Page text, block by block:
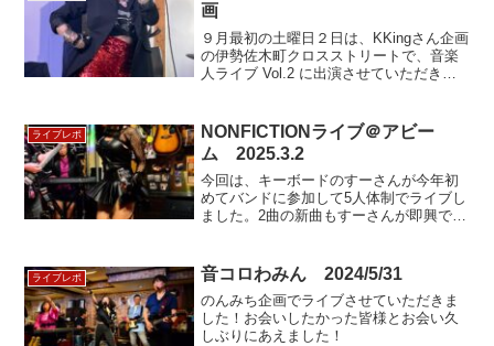
画
９月最初の土曜日２日は、KKingさん企画
の伊勢佐木町クロスストリートで、音楽
人ライブ Vol.2 に出演させていただきま
的ご来場のお客様いつも本当…
ライブレポ
NONFICTIONライブ＠アビー
ム 2025.3.2
今回は、キーボードのすーさんが今年初
めてバンドに参加して5人体制でライブし
ました。2曲の新曲もすーさんが即興で合
ードが入ると音の厚みが違いますね。
毎…
ライブレポ 音コロわみん 2024/5/31
のんみち企画でライブさせていただきま
した！お会いしたかった皆様とお会い久
しぶりにあえました！